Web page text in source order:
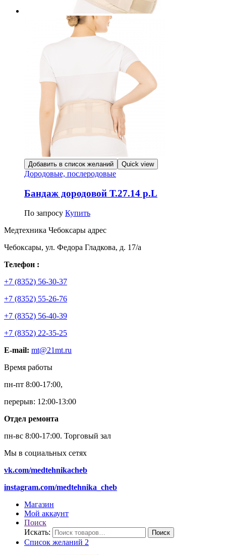
Добавить в список желаний Quick view
Дородовые, послеродовые
Бандаж дородовой Т.27.14 р.L
По запросу Купить
Медтехника Чебоксары адрес
Чебоксары, ул. Федора Гладкова, д. 17/а
Телефон :
+7 (8352) 56-30-37
+7 (8352) 55-26-76
+7 (8352) 56-40-39
+7 (8352) 22-35-25
E-mail: mt@21mt.ru
Время работы
пн-пт 8:00-17:00,
перерыв: 12:00-13:00
Отдел ремонта
пн-вс 8:00-17:00. Торговый зал
Мы в социальных сетях
vk.com/medtehnikacheb
instagram.com/medtehnika_cheb
Магазин
Мой аккаунт
Поиск
Искать:
Поиск
Список желаний 2